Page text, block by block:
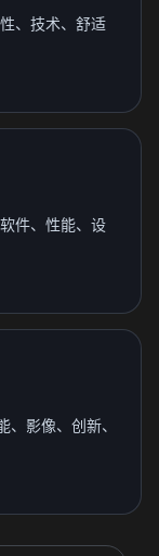
、技术、舒适
件、性能、设
影像、创新、